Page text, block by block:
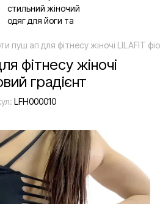
пуш ап для фітнесу жіночі LILAFIT
фітнесу жіночі
градієнт
LFH000010